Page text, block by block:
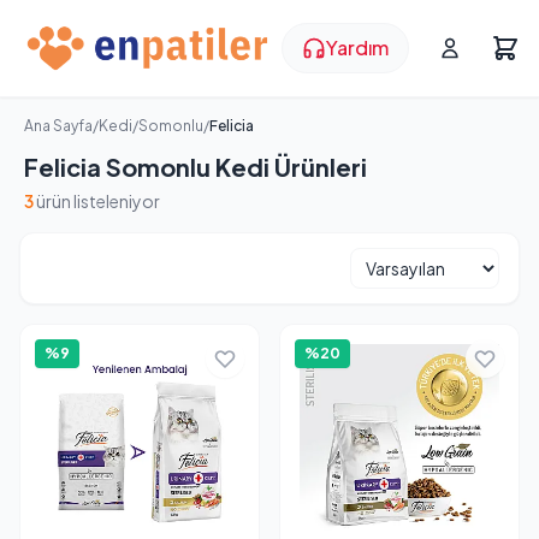
Yardım
Ana Sayfa/Kedi/Somonlu/Felicia
Felicia Somonlu Kedi Ürünleri
3ürün listeleniyor
%9 %20